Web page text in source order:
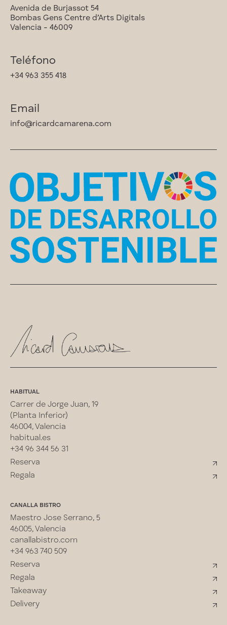
Avenida de Burjassot 54
Bombas Gens Centre d’Arts Digitals
Valencia - 46009
Teléfono
+34 963 355 418
Email
info@ricardcamarena.com
HABITUAL
Carrer de Jorge Juan, 19
(Planta Inferior)
46004, Valencia
habitual.es
+34 96 344 56 31
Reserva
Regala
CANALLA BISTRO
Maestro Jose Serrano, 5
46005, Valencia
canallabistro.com
+34 963 740 509
Reserva
Regala
Takeaway
Delivery